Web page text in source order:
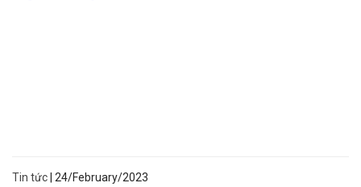
Tin tức 24/February/2023